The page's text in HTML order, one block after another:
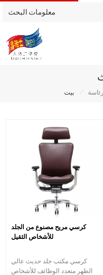
بيت /
كرسي مريح مصنوع من الجلد
للأشخاص الثقيل
كرسي مكتب جلد حديث عالي
الظهر متعدد الوظائف للأشخاص